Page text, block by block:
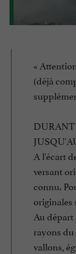
«
(déjà
DURANT
A l'écart
versant
connu.
originales
Au départ
rayons
vallons,